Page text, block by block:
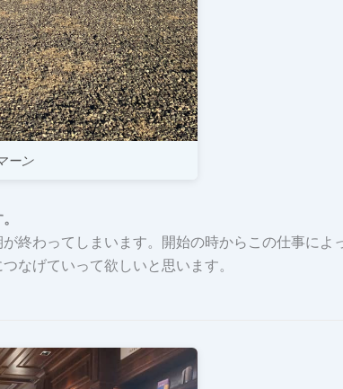
ーン
終わってしまいます。開始の時からこの仕事によ
なげていって欲しいと思います。